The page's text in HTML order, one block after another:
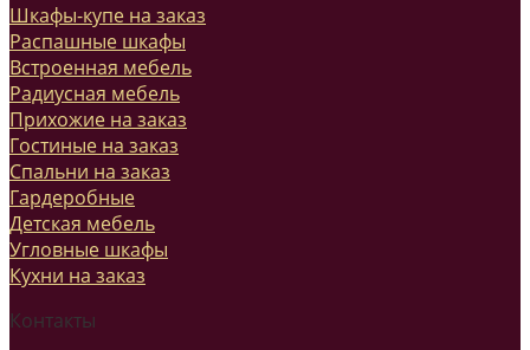
Шкафы-купе на заказ
Распашные шкафы
Встроенная мебель
Радиусная мебель
Прихожие на заказ
Гостиные на заказ
Спальни на заказ
Гардеробные
Детская мебель
Угловные шкафы
Кухни на заказ
Контакты